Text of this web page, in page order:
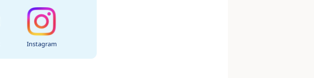
Instagram